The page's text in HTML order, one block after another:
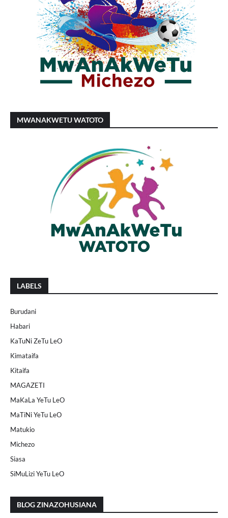
MWANAKWETU WATOTO
LABELS
Burudani
Habari
KaTuNi ZeTu LeO
Kimataifa
Kitaifa
MAGAZETI
MaKaLa YeTu LeO
MaTiNi YeTu LeO
Matukio
Michezo
Siasa
SiMuLizi YeTu LeO
BLOG ZINAZOHUSIANA